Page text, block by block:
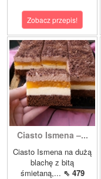
Zobacz przepis!
Ciasto Ismena –...
Ciasto Ismena na dużą
blachę z bitą
śmietaną,... ⇖ 479